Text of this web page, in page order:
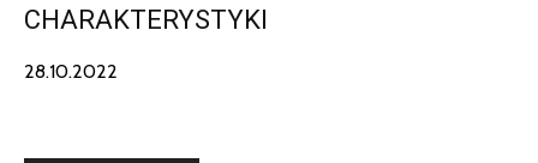
CHARAKTERYSTYKI
28.10.2022